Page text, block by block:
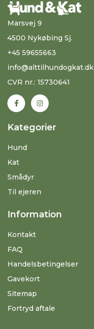
Marsvej 9
4500 Nykøbing Sj.
+45 59655663
info@alttilhundogkat.dk
CVR nr.: 15730641
Kategorier
Hund
Kat
Smådyr
Til ejeren
Information
Kontakt
FAQ
Handelsbetingelser
Gavekort
Sitemap
Fortryd aftale